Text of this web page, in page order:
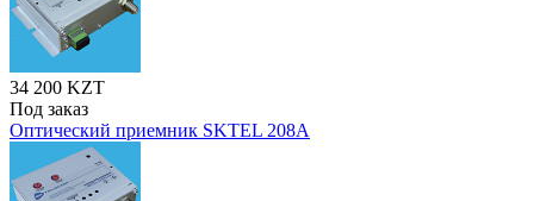
34 200 KZT
Под заказ
Оптический приемник SKTEL 208A